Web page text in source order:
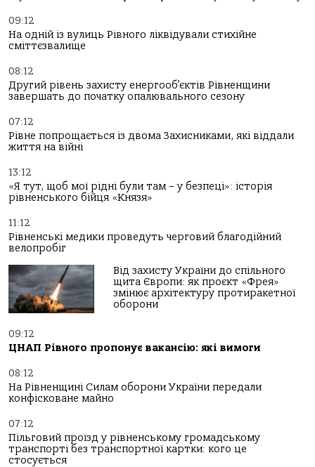
09:12
На одній із вулиць Рівного ліквідували стихійне
сміттєзвалище
08:12
Другий рівень захисту енергооб’єктів Рівненщини
завершать до початку опалювального сезону
07:12
Рівне попрощається із двома Захисниками, які віддали
життя на війні
13:12
«Я тут, щоб мої рідні були там – у безпеці»: історія
рівненського бійця «Князя»
11:12
Рівненські медики проведуть черговий благодійний
велопробіг
Від захисту України до спільного
щита Європи: як проєкт «Фрея»
змінює архітектуру протиракетної
оборони
09:12
ЦНАП Рівного пропонує вакансію: які вимоги
08:12
На Рівненщині Силам оборони України передали
конфісковане майно
07:12
Пільговий проїзд у рівненському громадському
транспорті без транспортної картки: кого це
стосується